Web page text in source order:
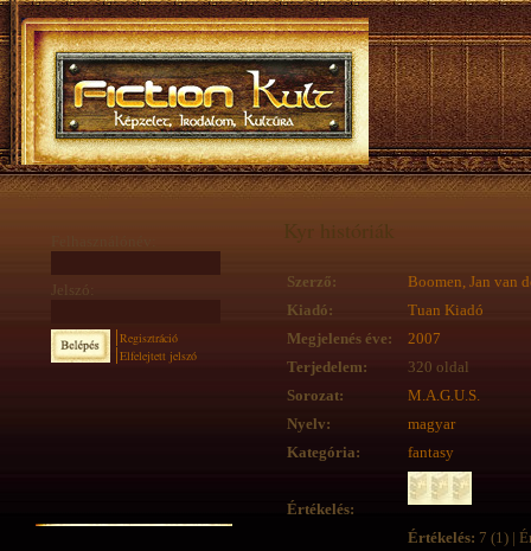
Jelszó:
Regisztráció
Elfelejtett jelszó
Kyr históriák
Szerző:
Boomen, Jan van
Kiadó:
Tuan Kiadó
Megjelenés éve:
2007
Terjedelem:
320 oldal
Sorozat:
M.A.G.U.S.
Nyelv:
magyar
Kategória:
fantasy
Értékelés:
Értékelés: 7 (1) |